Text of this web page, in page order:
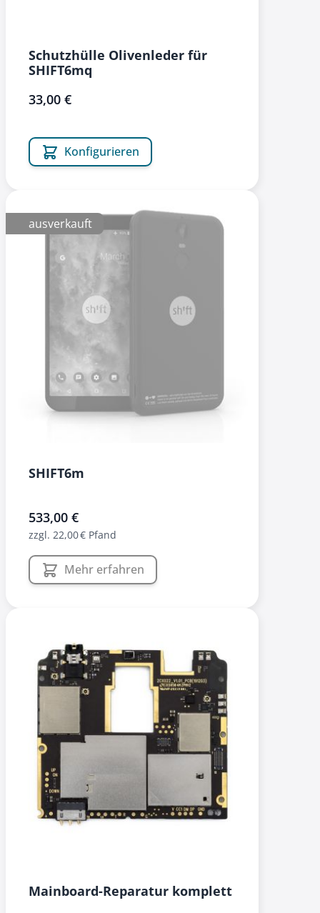
Schutzhülle Olivenleder für
SHIFT6mq
33,00 €
Konfigurieren
ausverkauft
SHIFT6m
533,00 €
zzgl. 22,00 € Pfand
Mehr erfahren
Mainboard-Reparatur komplett